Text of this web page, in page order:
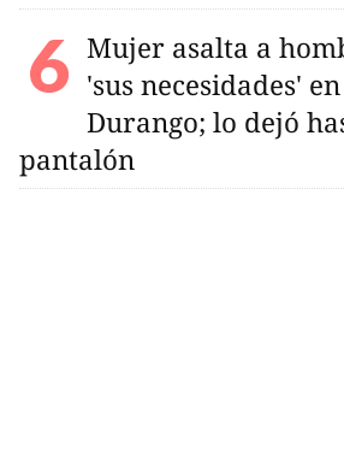
Mujer asalta a
'sus necesidades'
Durango; lo dejó
pantalón